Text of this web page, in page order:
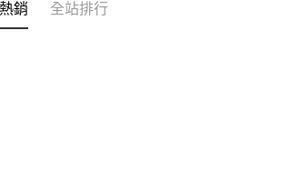
銷 全站排行